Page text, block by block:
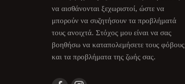
να αισθάνονται ξεχωριστοί, ώστε να
μπορούν να συζητήσουν τα προβλήματά
τους ανοιχτά. Στόχος μου είναι να σας
βοηθήσω να καταπολεμήσετε τους φόβους
και τα προβλήματα της ζωής σας.